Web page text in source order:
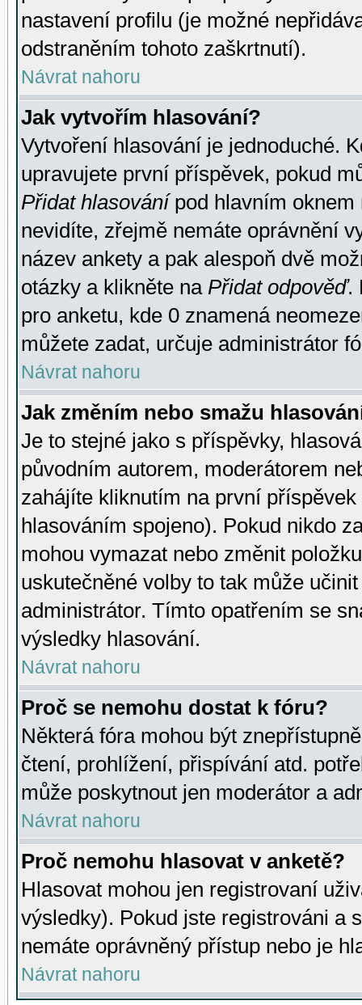
nastavení profilu (je možné
odstraněním tohoto zaškrtnutí).
Návrat nahoru
Jak vytvořím hlasování?
Vytvoření hlasování je jednoduché.
upravujete první příspěvek, pokud
Přidat hlasovánípod hlavním oknem
nevidíte, zřejmě nemáte oprávnění
název ankety a pak alespoň dvě
otázky a klikněte na Přidat odpověď.
pro anketu, kde 0 znamená
můžete zadat, určuje administrátor
Návrat nahoru
Jak změním nebo smažu
Je to stejné jako s příspěvky,
původním autorem, moderátorem
zahájíte kliknutím na první
hlasováním spojeno). Pokud nikdo
mohou vymazat nebo změnit
uskutečněné volby to tak může
administrátor. Tímto opatřením se
výsledky hlasování.
Návrat nahoru
Proč se nemohu dostat k fóru?
Některá fóra mohou být
čtení, prohlížení, přispívání atd.
může poskytnout jen moderátor a
Návrat nahoru
Proč nemohu hlasovat v anketě?
Hlasovat mohou jen registrovaní
výsledky). Pokud jste registrováni a
nemáte oprávněný přístup nebo je
Návrat nahoru